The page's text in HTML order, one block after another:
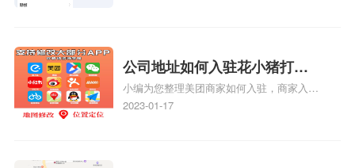
位置，增加商户被发现的机会。方便客户导
航：地图标注可以帮助客户更容易地找到商
户的实际位置。特别是对于新客户或不熟悉
该地区的客户来说，地图标注可以提供明确
公司地址如何入驻花小猪打车
地图标记？指路人地图标注服
务中心铺如何入驻花小猪打车
小编为您整理美团商家如何入驻，商家入驻
教程、商家如何入驻地图、如何入驻地:、
2023-01-17